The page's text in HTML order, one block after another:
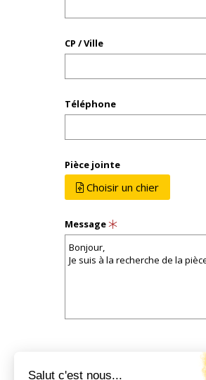
CP / Ville
Téléphone
Pièce jointe
Choisir un fichier
Message